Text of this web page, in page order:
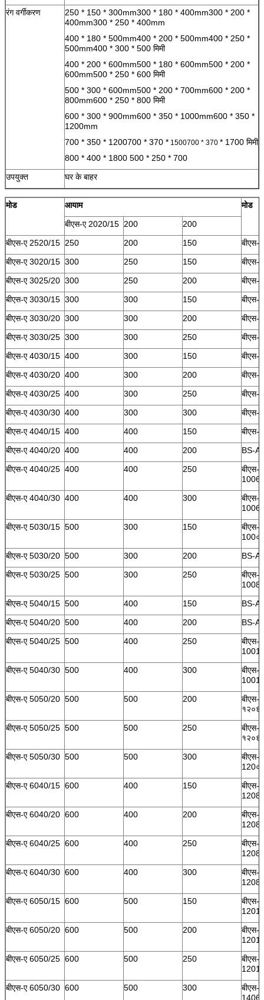
रंग वर्गीकरण
250 * 150 * 300mm300 * 180 * 400mm300 * 200 *
400mm300 * 250 * 400mm
400 * 180 * 500mm400 * 200 * 500mm400 * 250 *
500mm400 * 300 * 500 मिमी
400 * 200 * 600mm500 * 180 * 600mm500 * 200 *
600mm500 * 250 * 600 मिमी
500 * 300 * 600mm500 * 200 * 700mm600 * 200 *
800mm600 * 250 * 800 मिमी
600 * 300 * 900mm600 * 350 * 1000mm600 * 350 *
1200mm
700 * 350 * 1200700 * 370 * 1500700 * 370 * 1700 मिमी
800 * 400 * 1800 500 * 250 * 700
उपयुक्त
घर के बाहर
मोड आयाम
मोड
बीएस-ए 2020/15 200
200
बीएस-ए 2520/15 250 200 150
बीएस-
बीएस-ए 3020/15 300 250 150
बीएस-
बीएस-ए 3025/20 300 250 200
बीएस-
बीएस-ए 3030/15 300 300 150
बीएस-
बीएस-ए 3030/20 300 300 200
बीएस-
बीएस-ए 3030/25 300 300 250
बीएस-
बीएस-ए 4030/15 400 300 150
बीएस-
बीएस-ए 4030/20 400 300 200
बीएस-
बीएस-ए 4030/25 400 300 250
बीएस-
बीएस-ए 4030/30 400 300 300
बीएस-
बीएस-ए 4040/15 400 400 150
बीएस-
बीएस-ए 4040/20 400 400 200
BS-A
बीएस-ए 4040/25 400 400 250
बीएस-ए
बीएस-ए 4040/30 400 400 300
बीएस-ए
बीएस-ए 5030/15 500 300 150
बीएस-
बीएस-ए 5030/20 500 300 200
BS-A
बीएस-ए 5030/25 500 300 250
बीएस-ए
बीएस-ए 5040/15 500 400 150
BS-A
बीएस-ए 5040/20 500 400 200
BS-A
बीएस-ए 5040/25 500 400 250
बीएस-ए
बीएस-ए 5040/30 500 400 300
बीएस-ए
बीएस-ए 5050/20 500 500 200
बीएस-ए
बीएस-ए 5050/25 500 500 250
बीएस-ए
बीएस-ए 5050/30 500 500 300
बीएस-
बीएस-ए 6040/15 600 400 150
बीएस-ए
बीएस-ए 6040/20 600 400 200
बीएस-ए
बीएस-ए 6040/25 600 400 250
बीएस-ए
बीएस-ए 6040/30 600 400 300
बीएस-ए
बीएस-ए 6050/15 600 500 150
बीएस-ए
बीएस-ए 6050/20 600 500 200
बीएस-ए
बीएस-ए 6050/25 600 500 250
बीएस-ए
बीएस-ए 6050/30 600 500 300
बीएस-ए